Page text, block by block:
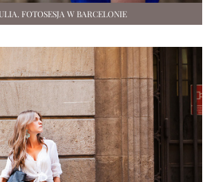
FOTOSESJA W BARCELONIE